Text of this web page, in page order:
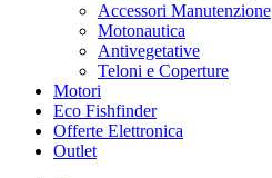
Accessori Manutenzione
Motonautica
Antivegetative
Teloni e Coperture
Motori
Eco Fishfinder
Offerte Elettronica
Outlet